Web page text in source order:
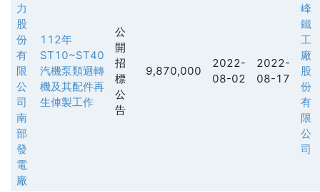
力
股
份
有
限
公
司
南
部
發
電
廠
112年
ST10~ST40
汽機泵類迴轉
機及其配件再
生俥製工作
公
開
招
標
公
告
9,870,000
2022-
08-02
2022-
08-17
峰
鐵
工
廠
股
份
有
限
公
司